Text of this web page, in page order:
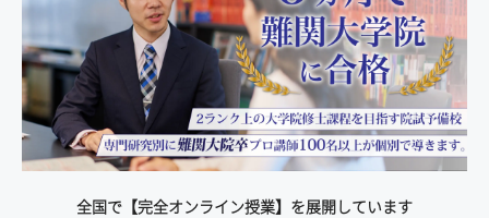
全国で【完全オンライン授業】を展開しています